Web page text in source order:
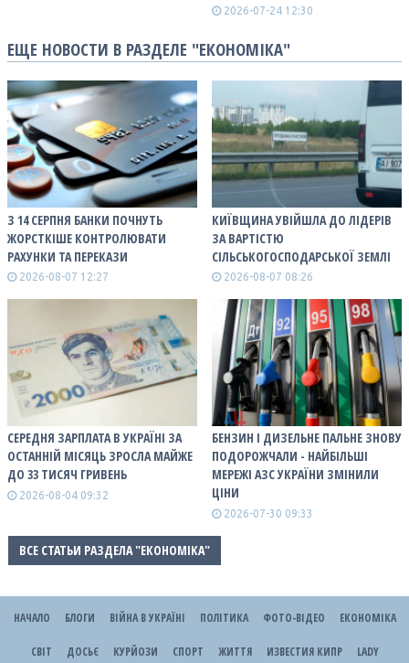
2026-07-24 12:30
ЕЩЕ НОВОСТИ В РАЗДЕЛЕ "ЕКОНОМІКА"
З 14 СЕРПНЯ БАНКИ ПОЧНУТЬ
ЖОРСТКІШЕ КОНТРОЛЮВАТИ
РАХУНКИ ТА ПЕРЕКАЗИ
2026-08-07 12:27
КИЇВЩИНА УВІЙШЛА ДО ЛІДЕРІВ
ЗА ВАРТІСТЮ
СІЛЬСЬКОГОСПОДАРСЬКОЇ ЗЕМЛІ
2026-08-07 08:26
СЕРЕДНЯ ЗАРПЛАТА В УКРАЇНІ ЗА
ОСТАННІЙ МІСЯЦЬ ЗРОСЛА МАЙЖЕ
ДО 33 ТИСЯЧ ГРИВЕНЬ
2026-08-04 09:32
БЕНЗИН І ДИЗЕЛЬНЕ ПАЛЬНЕ ЗНОВУ
ПОДОРОЖЧАЛИ - НАЙБІЛЬШІ
МЕРЕЖІ АЗС УКРАЇНИ ЗМІНИЛИ
ЦІНИ
2026-07-30 09:33
ВСЕ СТАТЬИ РАЗДЕЛА "ЕКОНОМІКА"
НАЧАЛО БЛОГИ ВІЙНА В УКРАЇНІ ПОЛІТИКА ФОТО-ВІДЕО ЕКОНОМІКА
СВІТ ДОСЬЄ КУРЙОЗИ СПОРТ ЖИТТЯ ИЗВЕСТИЯ КИПР LADY